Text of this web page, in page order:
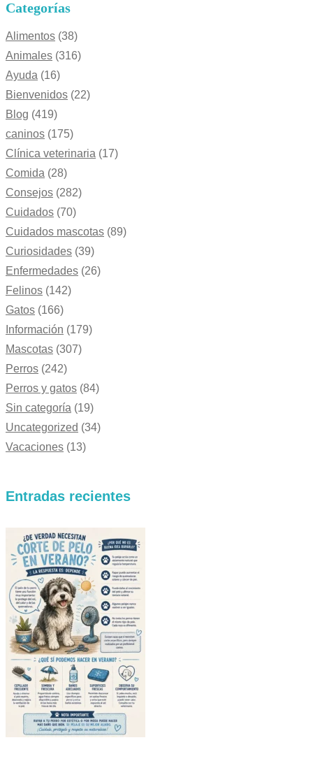
Categorías
Alimentos (38)
Animales (316)
Ayuda (16)
Bienvenidos (22)
Blog (419)
caninos (175)
Clínica veterinaria (17)
Comida (28)
Consejos (282)
Cuidados (70)
Cuidados mascotas (89)
Curiosidades (39)
Enfermedades (26)
Felinos (142)
Gatos (166)
Información (179)
Mascotas (307)
Perros (242)
Perros y gatos (84)
Sin categoría (19)
Uncategorized (34)
Vacaciones (13)
Entradas recientes